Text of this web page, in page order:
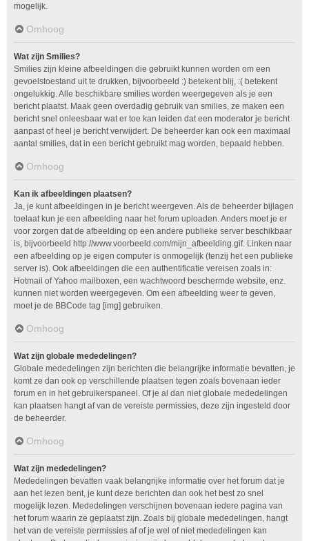
mogelijk.
Omhoog
Wat zijn Smilies?
Smilies zijn kleine afbeeldingen die gebruikt kunnen worden om een
gevoelstoestand uit te drukken, bijvoorbeeld :) betekent blij, :( betekent
ongelukkig. Alle beschikbare smilies worden weergegeven als je een
bericht plaatst. Maak geen overdadig gebruik van smilies, ze maken een
bericht snel onleesbaar wat er toe kan leiden dat een moderator je bericht
aanpast of heel je bericht verwijdert. De beheerder kan ook een maximaal
aantal smilies, dat in een bericht gebruikt mag worden, bepaald hebben.
Omhoog
Kan ik afbeeldingen plaatsen?
Ja, je kunt afbeeldingen in je bericht weergeven. Als de beheerder bijlagen
toelaat kun je een afbeelding naar het forum uploaden. Anders moet je er
voor zorgen dat de afbeelding op een andere publieke server beschikbaar
is, bijvoorbeeld http://www.voorbeeld.com/mijn_afbeelding.gif. Linken naar
een afbeelding op je eigen computer is onmogelijk (tenzij het een publieke
server is). Ook afbeeldingen die een authentificatie vereisen zoals in:
Hotmail of Yahoo mailboxen, een wachtwoord beschermde website, enz.
kunnen niet worden weergegeven. Om een afbeelding weer te geven,
moet je de BBCode tag [img] gebruiken.
Omhoog
Wat zijn globale mededelingen?
Globale mededelingen zijn berichten die belangrijke informatie bevatten, je
komt ze dan ook op verschillende plaatsen tegen zoals bovenaan ieder
forum en in het gebruikerspaneel. Of je al dan niet globale mededelingen
kan plaatsen hangt af van de vereiste permissies, deze zijn ingesteld door
de beheerder.
Omhoog
Wat zijn mededelingen?
Mededelingen bevatten vaak belangrijke informatie over het forum dat je
aan het lezen bent, je kunt deze berichten dan ook het best zo snel
mogelijk lezen. Mededelingen verschijnen bovenaan iedere pagina van
het forum waarin ze geplaatst zijn. Zoals bij globale mededelingen, hangt
het van de vereiste permissies af of je wel of niet mededelingen kan